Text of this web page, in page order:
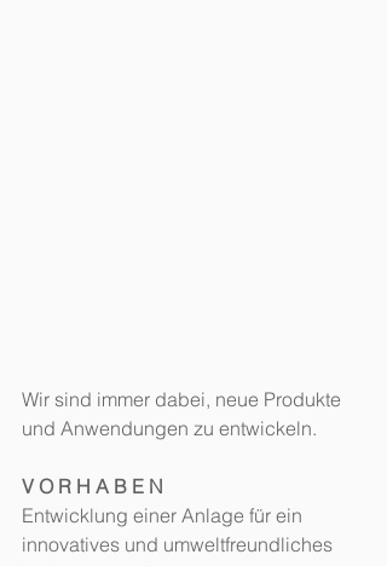
Wir sind immer dabei, neue Produkte
und Anwendungen zu entwickeln.
V O R H A B E N
Entwicklung einer Anlage für ein
innovatives und umweltfreundliches